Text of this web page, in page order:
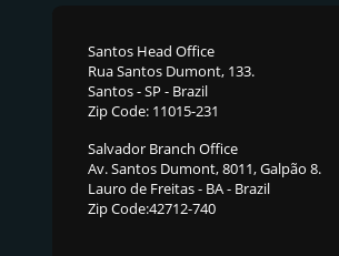
Santos Head Office
Rua Santos Dumont, 133.
Santos - SP - Brazil
Zip Code: 11015-231
Salvador Branch Office
Av. Santos Dumont, 8011, Galpão 8.
Lauro de Freitas - BA - Brazil
Zip Code:42712-740